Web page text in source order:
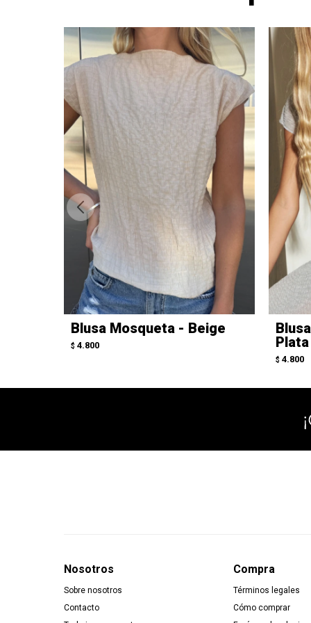
Blusa Mosqueta - Beige
$ 4.800
Plata
$ 4.800
Nosotros
Sobre nosotros
Contacto
Compra
Términos legales
Cómo comprar